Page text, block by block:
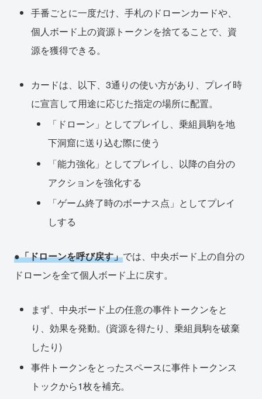
手番ごとに一度だけ、手札のドローンカードや、
個人ボード上の資源トークンを捨てることで、資
源を獲得できる。
カードは、以下、3通りの使い方があり、プレイ時
に宣言して用途に応じた指定の場所に配置。
「ドローン」としてプレイし、乗組員駒を地
下洞窟に送り込む際に使う
「能力強化」としてプレイし、以降の自分の
アクションを強化する
「ゲーム終了時のボーナス点」としてプレイ
しする
●「ドローンを呼び戻す」では、中央ボード上の自分の
ドローンを全て個人ボード上に戻す。
まず、中央ボード上の任意の事件トークンをと
り、効果を発動。(資源を得たり、乗組員駒を破棄
したり)
事件トークンをとったスペースに事件トークンス
トックから1枚を補充。